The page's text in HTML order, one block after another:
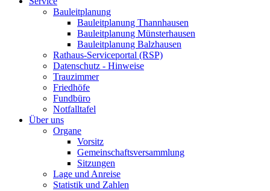
Bauleitplanung
Bauleitplanung Thannhausen
Bauleitplanung Münsterhausen
Bauleitplanung Balzhausen
Rathaus-Serviceportal (RSP)
Datenschutz - Hinweise
Trauzimmer
Friedhöfe
Fundbüro
Notfalltafel
Über uns
Organe
Vorsitz
Gemeinschaftsversammlung
Sitzungen
Lage und Anreise
Statistik und Zahlen